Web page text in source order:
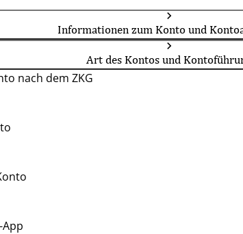
Informationen zum Konto und
Art des Kontos und
nach dem ZKG